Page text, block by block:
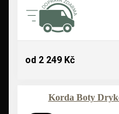
od 2 249 Kč
Korda Boty